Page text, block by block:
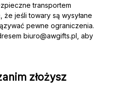
transportem
że jeśli towary są wysyłane
pewne ograniczenia.
biuro@awgifts.pl , aby
złożysz